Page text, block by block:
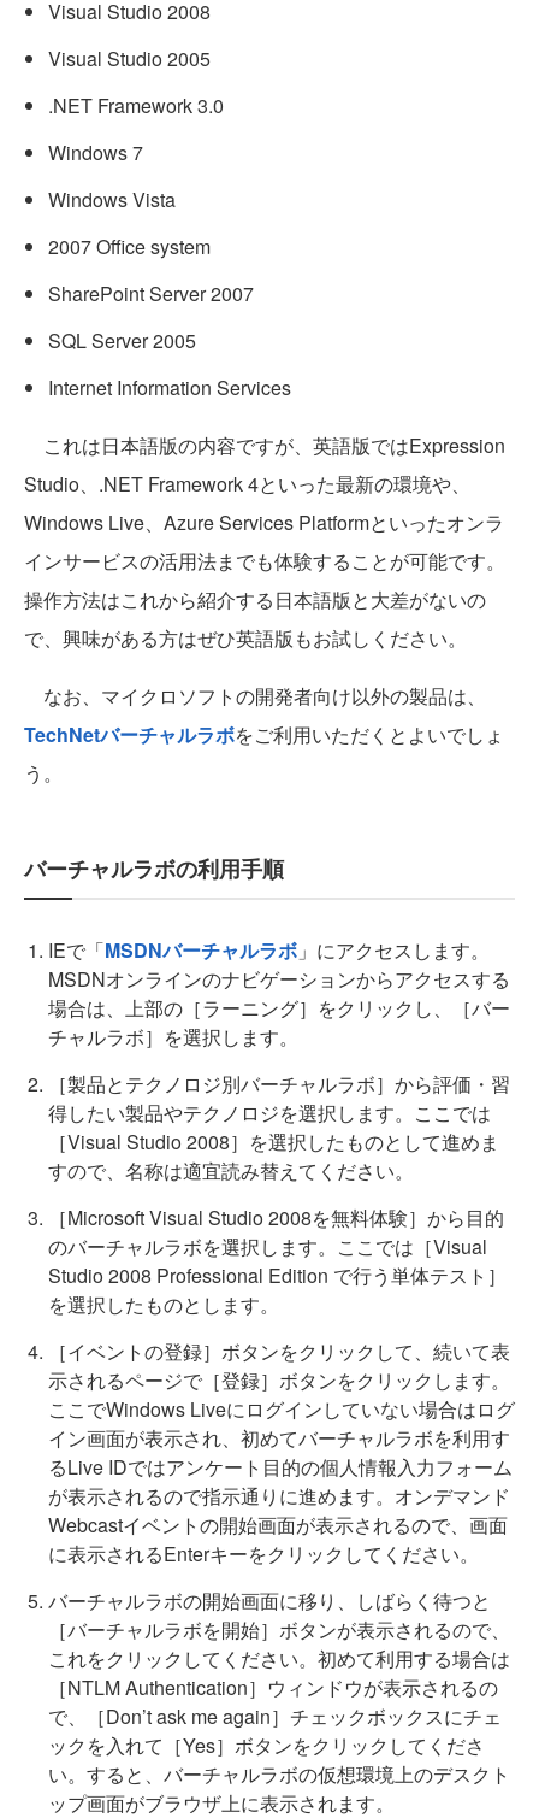
Visual Studio 2008
Visual Studio 2005
.NET Framework 3.0
Windows 7
Windows Vista
2007 Office system
SharePoint Server 2007
SQL Server 2005
Internet Information Services
これは日本語版の内容ですが、英語版ではExpression
Studio、.NET Framework 4といった最新の環境や、
Windows Live、Azure Services Platformといったオンラ
インサービスの活用法までも体験することが可能です。
操作方法はこれから紹介する日本語版と大差がないの
で、興味がある方はぜひ英語版もお試しください。
なお、マイクロソフトの開発者向け以外の製品は、
TechNetバーチャルラボをご利用いただくとよいでしょ
う。
バーチャルラボの利用手順
IEで「MSDNバーチャルラボ 」にアクセスします。
MSDNオンラインのナビゲーションからアクセスする
場合は、上部の［ラーニング］をクリックし、［バー
チャルラボ］を選択します。
［製品とテクノロジ別バーチャルラボ］から評価・習
得したい製品やテクノロジを選択します。ここでは
［Visual Studio 2008］を選択したものとして進めま
すので、名称は適宜読み替えてください。
［Microsoft Visual Studio 2008を無料体験］から目的
のバーチャルラボを選択します。ここでは［Visual
Studio 2008 Professional Edition で行う単体テスト］
を選択したものとします。
［イベントの登録］ボタンをクリックして、続いて表
示されるページで［登録］ボタンをクリックします。
ここでWindows Liveにログインしていない場合はログ
イン画面が表示され、初めてバーチャルラボを利用す
るLive IDではアンケート目的の個人情報入力フォーム
が表示されるので指示通りに進めます。オンデマンド
Webcastイベントの開始画面が表示されるので、画面
に表示されるEnterキーをクリックしてください。
バーチャルラボの開始画面に移り、しばらく待つと
［バーチャルラボを開始］ボタンが表示されるので、
これをクリックしてください。初めて利用する場合は
［NTLM Authentication］ウィンドウが表示されるの
で、［Don’t ask me again］チェックボックスにチェ
ックを入れて［Yes］ボタンをクリックしてくださ
い。すると、バーチャルラボの仮想環境上のデスクト
ップ画面がブラウザ上に表示されます。